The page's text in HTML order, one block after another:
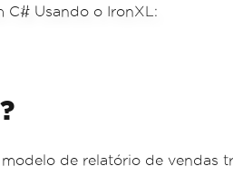
de relatório de vendas